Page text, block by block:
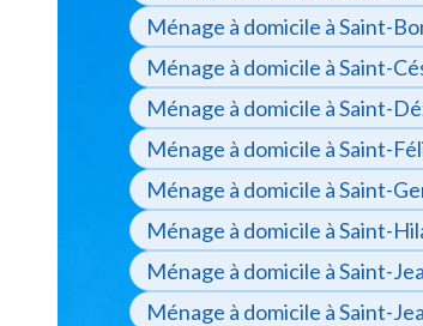
Ménage à domicile à Saint-
Ménage à domicile à Saint-
Ménage à domicile à Saint-
Ménage à domicile à Saint-
Ménage à domicile à Saint-
Ménage à domicile à Saint-
Ménage à domicile à Saint-
Ménage à domicile à Saint-